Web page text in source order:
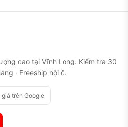
cao tại Vĩnh Long. Kiểm tra 30
· Freeship nội ô.
trên Google